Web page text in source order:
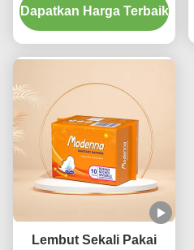
Menstrual Pads
Dapatkan Harga Terbaik
Lembut Sekali Pakai